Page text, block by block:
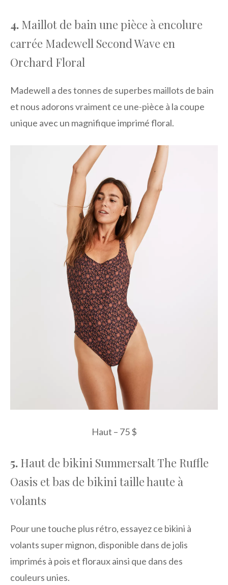
4. Maillot de bain une pièce à encolure
carrée Madewell Second Wave en
Orchard Floral
Madewell a des tonnes de superbes maillots de bain
et nous adorons vraiment ce une-pièce à la coupe
unique avec un magnifique imprimé floral.
Haut – 75 $
5. Haut de bikini Summersalt The Ruffle
Oasis et bas de bikini taille haute à
volants
Pour une touche plus rétro, essayez ce bikini à
volants super mignon, disponible dans de jolis
imprimés à pois et floraux ainsi que dans des
couleurs unies.